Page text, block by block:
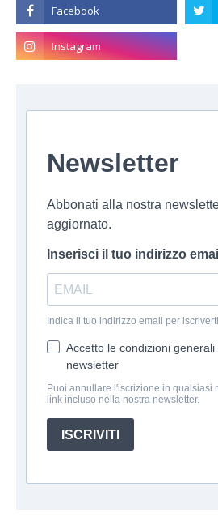
Newsletter
Abbonati alla nostra
aggiornato.
Inserisci il tuo indirizzo
Indica il tuo indirizzo email per
Accetto le condizioni
newsletter
Puoi annullare l'iscrizione in qualsiasi
link incluso nella nostra newsletter.
ISCRIVITI